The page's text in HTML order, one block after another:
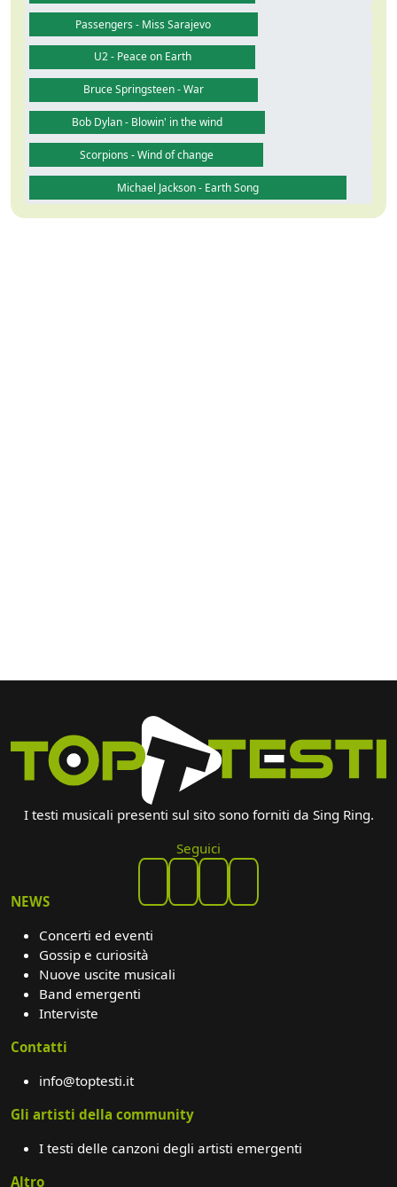
Passengers - Miss Sarajevo
U2 - Peace on Earth
Bruce Springsteen - War
Bob Dylan - Blowin' in the wind
Scorpions - Wind of change
Michael Jackson - Earth Song
I testi musicali presenti sul sito sono forniti da Sing Ring.
Seguici
NEWS
Concerti ed eventi
Gossip e curiosità
Nuove uscite musicali
Band emergenti
Interviste
Contatti
info@toptesti.it
Gli artisti della community
I testi delle canzoni degli artisti emergenti
Altro